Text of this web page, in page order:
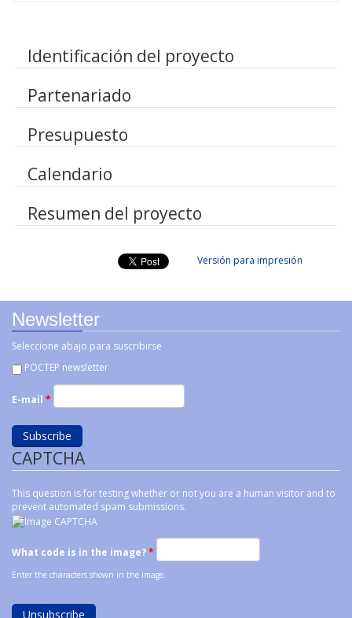
Identificación del proyecto
Partenariado
Presupuesto
Calendario
Resumen del proyecto
Versión para impresión
Newsletter
Seleccione abajo para suscribirse
POCTEP newsletter
E-mail *
CAPTCHA
This question is for testing whether or not you are a human visitor and to
prevent automated spam submissions.
What code is in the image?*
Enter the characters shown in the image.